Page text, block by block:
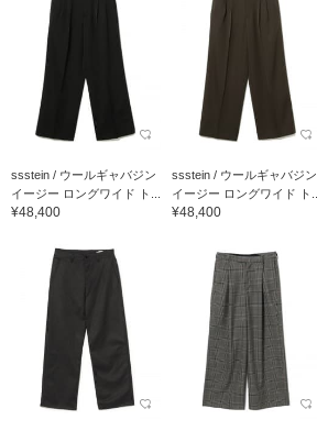
ssstein / ウールギャバジン
イージー ロングワイド ト...
¥48,400
ssstein / ウールギャバジン
イージー ロングワイド ト...
¥48,400